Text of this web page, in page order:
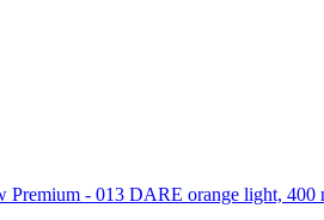
Premium - 013 DARE orange light, 400